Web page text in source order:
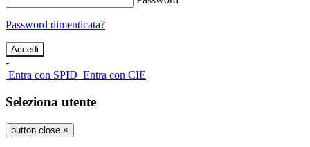
Password dimenticata?
-
Entra con SPID Entra con CIE
Seleziona utente
button close ×